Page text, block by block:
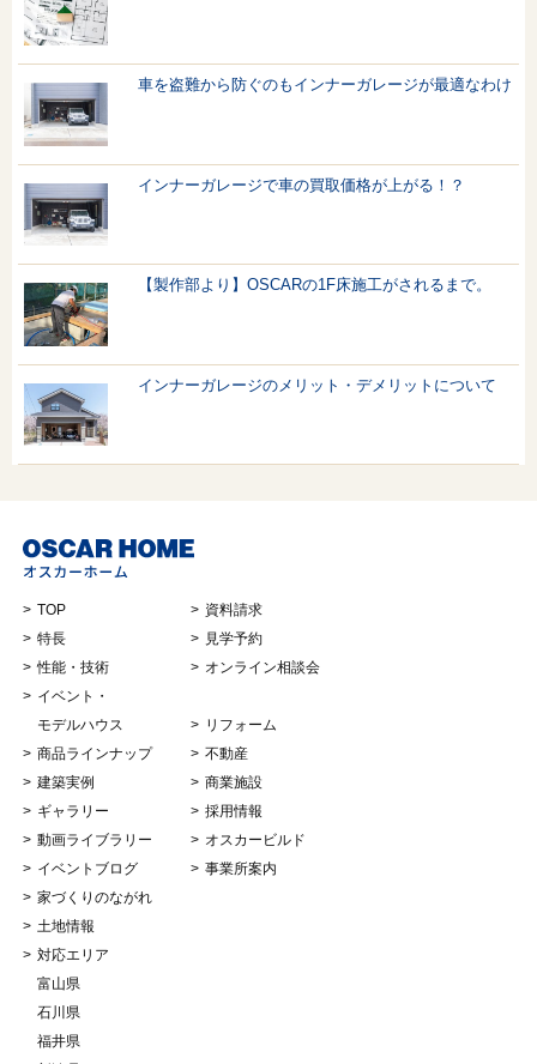
車を盗難から防ぐのもインナーガレージが最適なわけ
インナーガレージで車の買取価格が上がる！？
【製作部より】OSCARの1F床施工がされるまで。
インナーガレージのメリット・デメリットについて
TOP
特長
性能・技術
イベント・
モデルハウス
商品ラインナップ
建築実例
ギャラリー
動画ライブラリー
イベントブログ
家づくりのながれ
土地情報
対応エリア
富山県
石川県
福井県
資料請求
見学予約
オンライン相談会
リフォーム
不動産
商業施設
採用情報
オスカービルド
事業所案内